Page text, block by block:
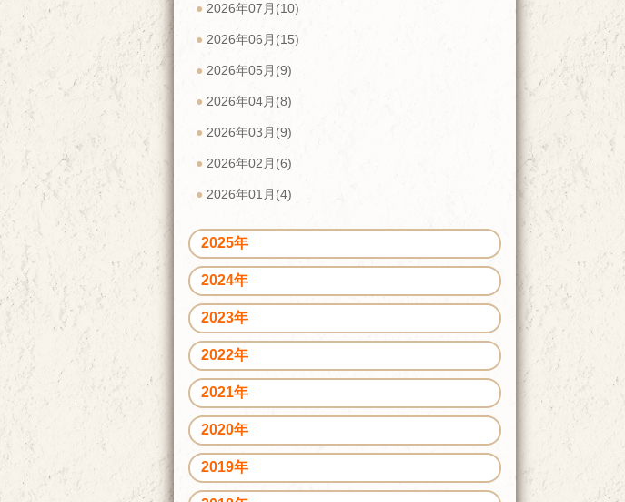
2026年07月(10)
2026年06月(15)
2026年05月(9)
2026年04月(8)
2026年03月(9)
2026年02月(6)
2026年01月(4)
2025年
2024年
2023年
2022年
2021年
2020年
2019年